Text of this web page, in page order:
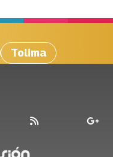
Tolima